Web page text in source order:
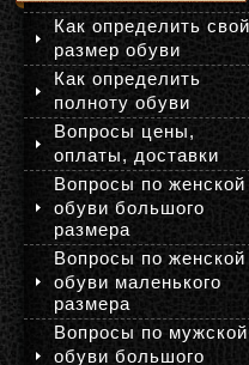
Как определить свой
размер обуви
Как определить
полноту обуви
Вопросы цены,
оплаты, доставки
Вопросы по женской
обуви большого
размера
Вопросы по женской
обуви маленького
размера
Вопросы по мужской
обуви большого